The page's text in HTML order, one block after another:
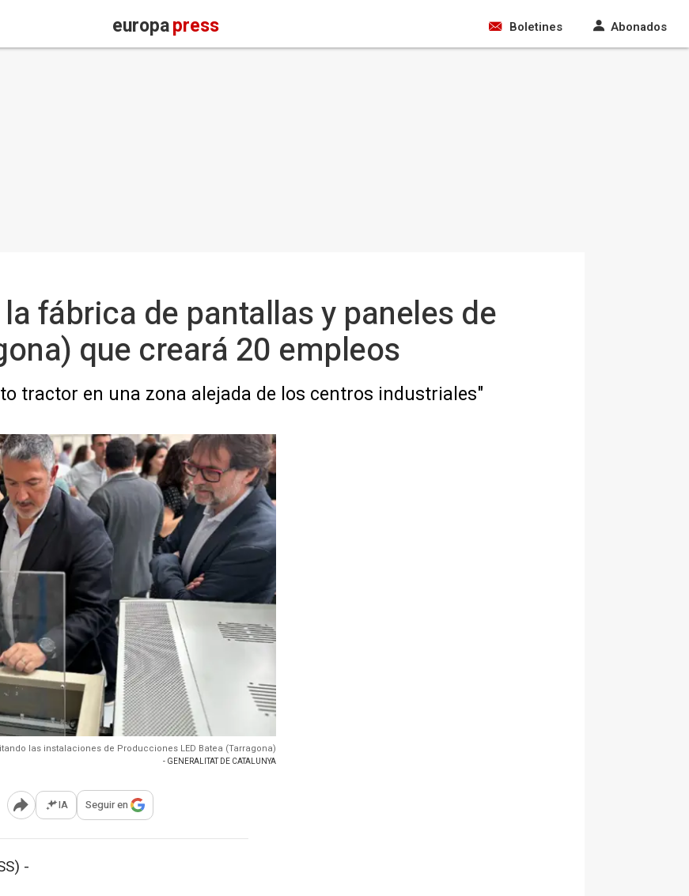
europapress Boletines Abonados
fábrica de pantallas y paneles de
que creará 20 empleos
tractor en una zona alejada de los centros industriales"
las instalaciones de Producciones LED Batea (Tarragona)
- GENERALITAT DE CATALUNYA
Abrir opciones para compartir
IA Seguir en
-